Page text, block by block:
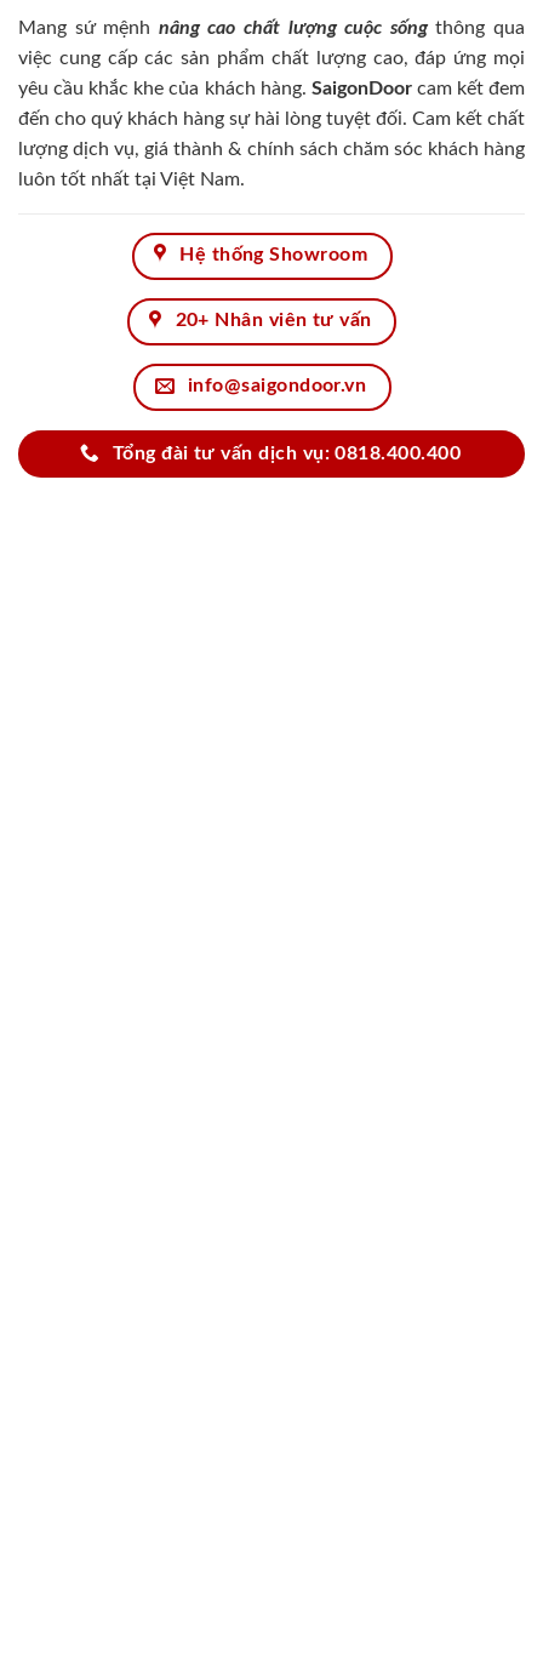
Mang sứ mệnh nâng cao chất lượng cuộc sốngthông qua
việc cung cấp các sản phẩm chất lượng cao, đáp ứng mọi
yêu cầu khắc khe của khách hàng. SaigonDoorcam kết đem
đến cho quý khách hàng sự hài lòng tuyệt đối. Cam kết chất
lượng dịch vụ, giá thành & chính sách chăm sóc khách hàng
luôn tốt nhất tại Việt Nam.
Hệ thống Showroom
20+ Nhân viên tư vấn
info@saigondoor.vn
Tổng đài tư vấn dịch vụ: 0818.400.400